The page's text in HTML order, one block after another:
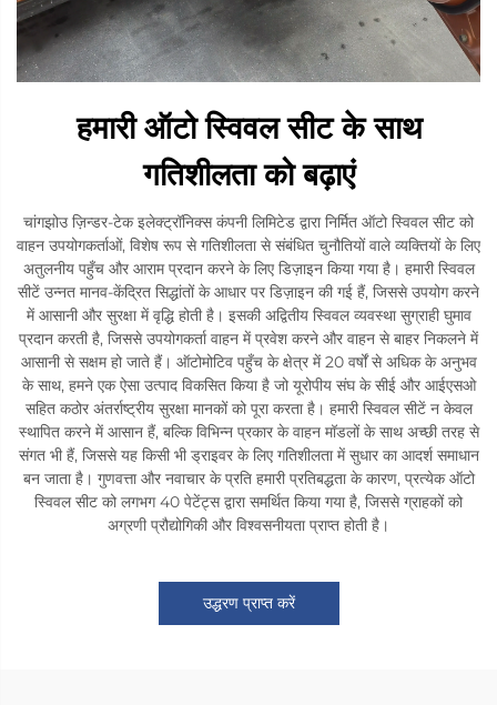
हमारी ऑटो स्विवल सीट के साथ
गतिशीलता को बढ़ाएं
चांगझोउ ज़िन्डर-टेक इलेक्ट्रॉनिक्स कंपनी लिमिटेड द्वारा निर्मित ऑटो स्विवल सीट को
वाहन उपयोगकर्ताओं, विशेष रूप से गतिशीलता से संबंधित चुनौतियों वाले व्यक्तियों के लिए
अतुलनीय पहुँच और आराम प्रदान करने के लिए डिज़ाइन किया गया है। हमारी स्विवल
सीटें उन्नत मानव-केंद्रित सिद्धांतों के आधार पर डिज़ाइन की गई हैं, जिससे उपयोग करने
में आसानी और सुरक्षा में वृद्धि होती है। इसकी अद्वितीय स्विवल व्यवस्था सुग्राही घुमाव
प्रदान करती है, जिससे उपयोगकर्ता वाहन में प्रवेश करने और वाहन से बाहर निकलने में
आसानी से सक्षम हो जाते हैं। ऑटोमोटिव पहुँच के क्षेत्र में 20 वर्षों से अधिक के अनुभव
के साथ, हमने एक ऐसा उत्पाद विकसित किया है जो यूरोपीय संघ के सीई और आईएसओ
सहित कठोर अंतर्राष्ट्रीय सुरक्षा मानकों को पूरा करता है। हमारी स्विवल सीटें न केवल
स्थापित करने में आसान हैं, बल्कि विभिन्न प्रकार के वाहन मॉडलों के साथ अच्छी तरह से
संगत भी हैं, जिससे यह किसी भी ड्राइवर के लिए गतिशीलता में सुधार का आदर्श समाधान
बन जाता है। गुणवत्ता और नवाचार के प्रति हमारी प्रतिबद्धता के कारण, प्रत्येक ऑटो
स्विवल सीट को लगभग 40 पेटेंट्स द्वारा समर्थित किया गया है, जिससे ग्राहकों को
अग्रणी प्रौद्योगिकी और विश्वसनीयता प्राप्त होती है।
उद्धरण प्राप्त करें